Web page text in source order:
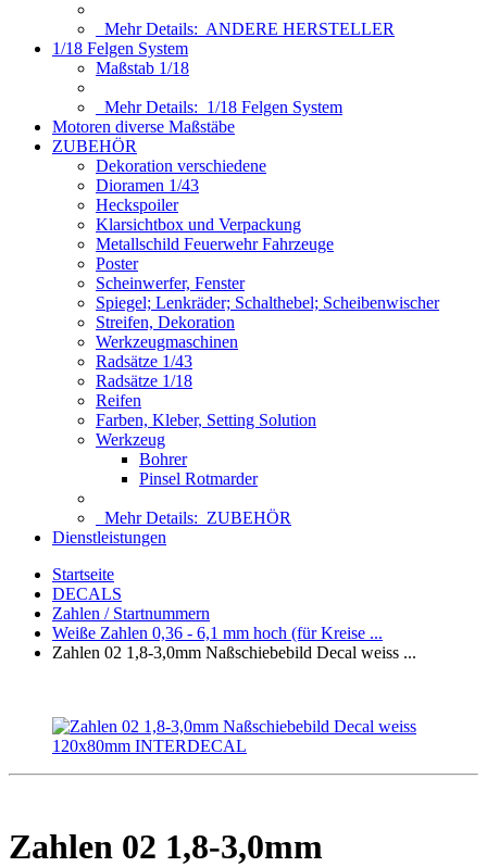
Mehr Details: ANDERE HERSTELLER
1/18 Felgen System
Maßstab 1/18
Mehr Details: 1/18 Felgen System
Motoren diverse Maßstäbe
ZUBEHÖR
Dekoration verschiedene
Dioramen 1/43
Heckspoiler
Klarsichtbox und Verpackung
Metallschild Feuerwehr Fahrzeuge
Poster
Scheinwerfer, Fenster
Spiegel; Lenkräder; Schalthebel; Scheibenwischer
Streifen, Dekoration
Werkzeugmaschinen
Radsätze 1/43
Radsätze 1/18
Reifen
Farben, Kleber, Setting Solution
Werkzeug
Bohrer
Pinsel Rotmarder
Mehr Details: ZUBEHÖR
Dienstleistungen
Startseite
DECALS
Zahlen / Startnummern
Weiße Zahlen 0,36 - 6,1 mm hoch (für Kreise ...
Zahlen 02 1,8-3,0mm Naßschiebebild Decal weiss ...
Zahlen 02 1,8-3,0mm